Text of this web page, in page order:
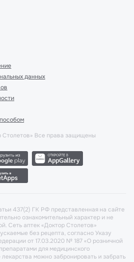
данных
Столетов» Все права защищены
437(2) ГК РФ представленная на сайте
ознакомительный характер и не
Сеть аптек «Доктор Столетов»
без рецепта, согласно Указу
от 17.03.2020 № 187 «О розничной
для медицинского
можно забронировать и забрать